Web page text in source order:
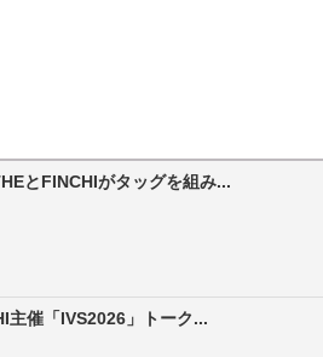
とFINCHIがタッグを組み...
主催「IVS2026」トーク...